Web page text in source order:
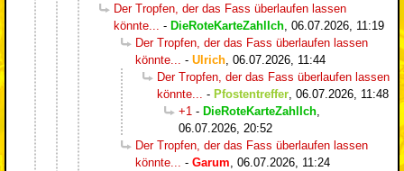
Der Tropfen, der das Fass überlaufen lassen
könnte...
- DieRoteKarteZahlIch 06.07.2026, 11:19
Der Tropfen, der das Fass überlaufen lassen
könnte...
- Ulrich 06.07.2026, 11:44
Der Tropfen, der das Fass überlaufen lassen
könnte...
- Pfostentreffer 06.07.2026, 11:48
+1 - DieRoteKarteZahlIch
06.07.2026, 20:52
Der Tropfen, der das Fass überlaufen lassen
könnte...
- Garum 06.07.2026, 11:24